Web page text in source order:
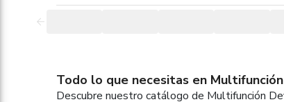
Todo lo que necesitas en
Descubre nuestro catálogo de Multifunción